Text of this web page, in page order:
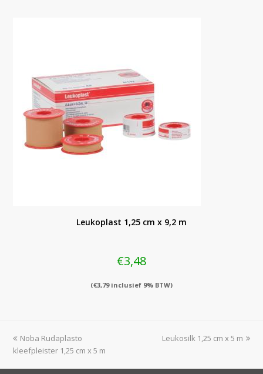
Leukoplast 1,25 cm x 9,2 m
€3,48
(€3,79inclusief 9% BTW)
previous
post:
Noba Rudaplasto
kleefpleister 1,25 cm x 5 m
next
Leukosilk 1,25 cm x 5 m